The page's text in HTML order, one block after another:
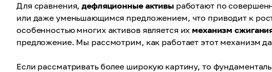
Для сравнения,дефляционные активыработают по
или даже уменьшающимся предложением, что приводит к
особенностью многих активов является ихмеханизм
предложение. Мы рассмотрим, как работает этот механизм
Если рассматривать более широкую картину, то